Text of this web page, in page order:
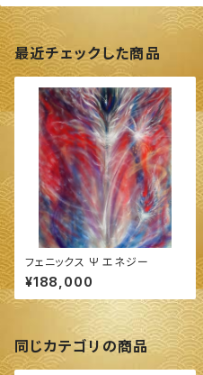
最近チェックした商品
フェニックス Ψ エネジー
¥188,000
同じカテゴリの商品